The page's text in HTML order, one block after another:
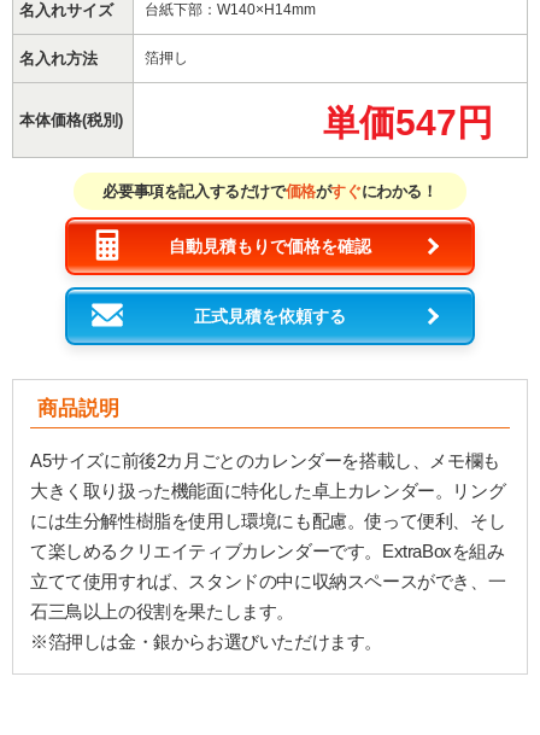
名入れサイズ 台紙下部：W140×H14mm
名入れ方法 箔押し
本体価格(税別) 単価547円
必要事項を記入するだけで価格がすぐにわかる！
自動見積もりで価格を確認
正式見積を依頼する
商品説明
A5サイズに前後2カ月ごとのカレンダーを搭載し、メモ欄も
大きく取り扱った機能面に特化した卓上カレンダー。リング
には生分解性樹脂を使用し環境にも配慮。使って便利、そし
て楽しめるクリエイティブカレンダーです。ExtraBoxを組み
立てて使用すれば、スタンドの中に収納スペースができ、一
石三鳥以上の役割を果たします。
※箔押しは金・銀からお選びいただけます。